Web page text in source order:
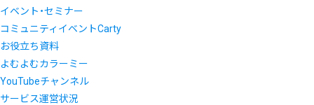
イベント・セミナー
コミュニティイベントCarty
お役立ち資料
よむよむカラーミー
YouTubeチャンネル
サービス運営状況